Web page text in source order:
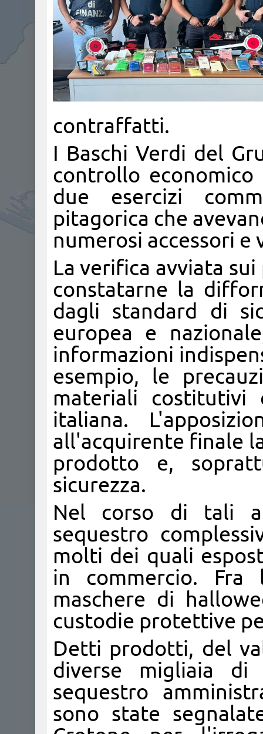
contraffatti.
I Baschi Verdi del
controllo
due esercizi
pitagorica che
numerosi accessori e
La verifica avviata
constatarne la
dagli standard di
europea e
informazioni
esempio, le
materiali
italiana.
all'acquirente finale
prodotto e,
sicurezza.
Nel corso di tali
sequestro
molti dei quali
in commercio. Fra
maschere di
custodie protettive
Detti prodotti, del
diverse migliaia
sequestro
sono state